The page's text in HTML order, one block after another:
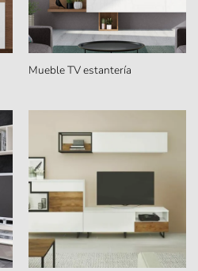
Mueble TV estantería